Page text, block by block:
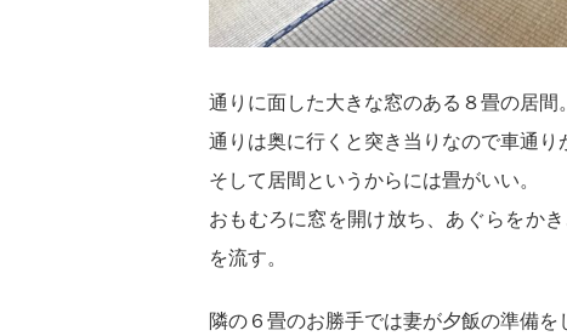
通りに面した大きな窓のある８畳の居間。
通りは奥に行くと突き当りなので車通り
そして居間というからには畳がいい。
おもむろに窓を開け放ち、あぐらをか
を流す。
隣の６畳のお勝手では妻が夕飯の準備を